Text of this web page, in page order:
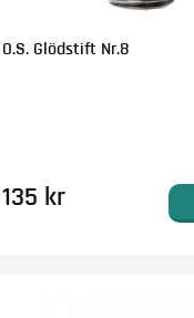
O.S. Glödstift Nr.8
135 kr